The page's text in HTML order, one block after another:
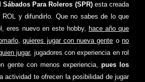
Sábados Para Roleros (SPR) esta creada
y difundirlo. Que no sabes de lo que
eres nuevo en este hobby, hace año que
,quieres jugar con nueva gente ono
jugar, jugadores con experiencia en rol
gente con menos experiencia, pues los
actividad te ofrecen la posibilidad de jugar